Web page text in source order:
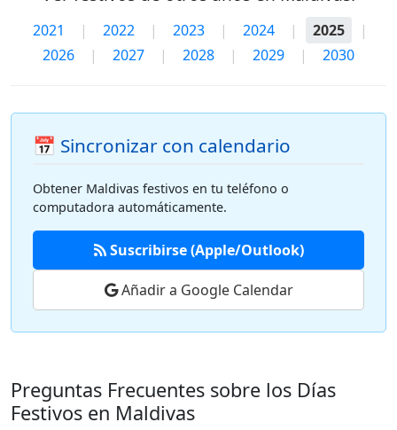
2021 | 2022 | 2023 | 2024 | 2025
|
2026
| 2027 | 2028 | 2029 | 2030
📅 Sincronizar con calendario
Obtener Maldivas festivos en tu teléfono o
computadora automáticamente.
Suscribirse (Apple/Outlook)
Añadir a Google Calendar
Preguntas Frecuentes sobre los Días
Festivos en Maldivas